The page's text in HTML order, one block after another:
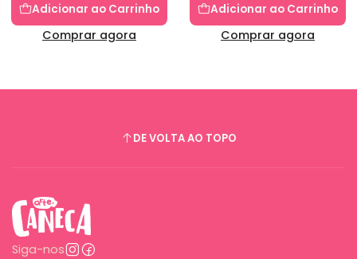
Adicionar ao Carrinho
Comprar agora
Adicionar ao Carrinho
Comprar agora
DE VOLTA AO TOPO
Siga-nos